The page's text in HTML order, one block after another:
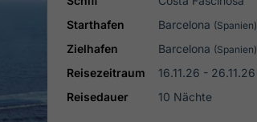
Starthafen
Barcelona (Spanien)
Zielhafen Barcelona (Spanien)
Reisezeitraum
16.11.26 - 26.11.26
Reisedauer
10 Nächte